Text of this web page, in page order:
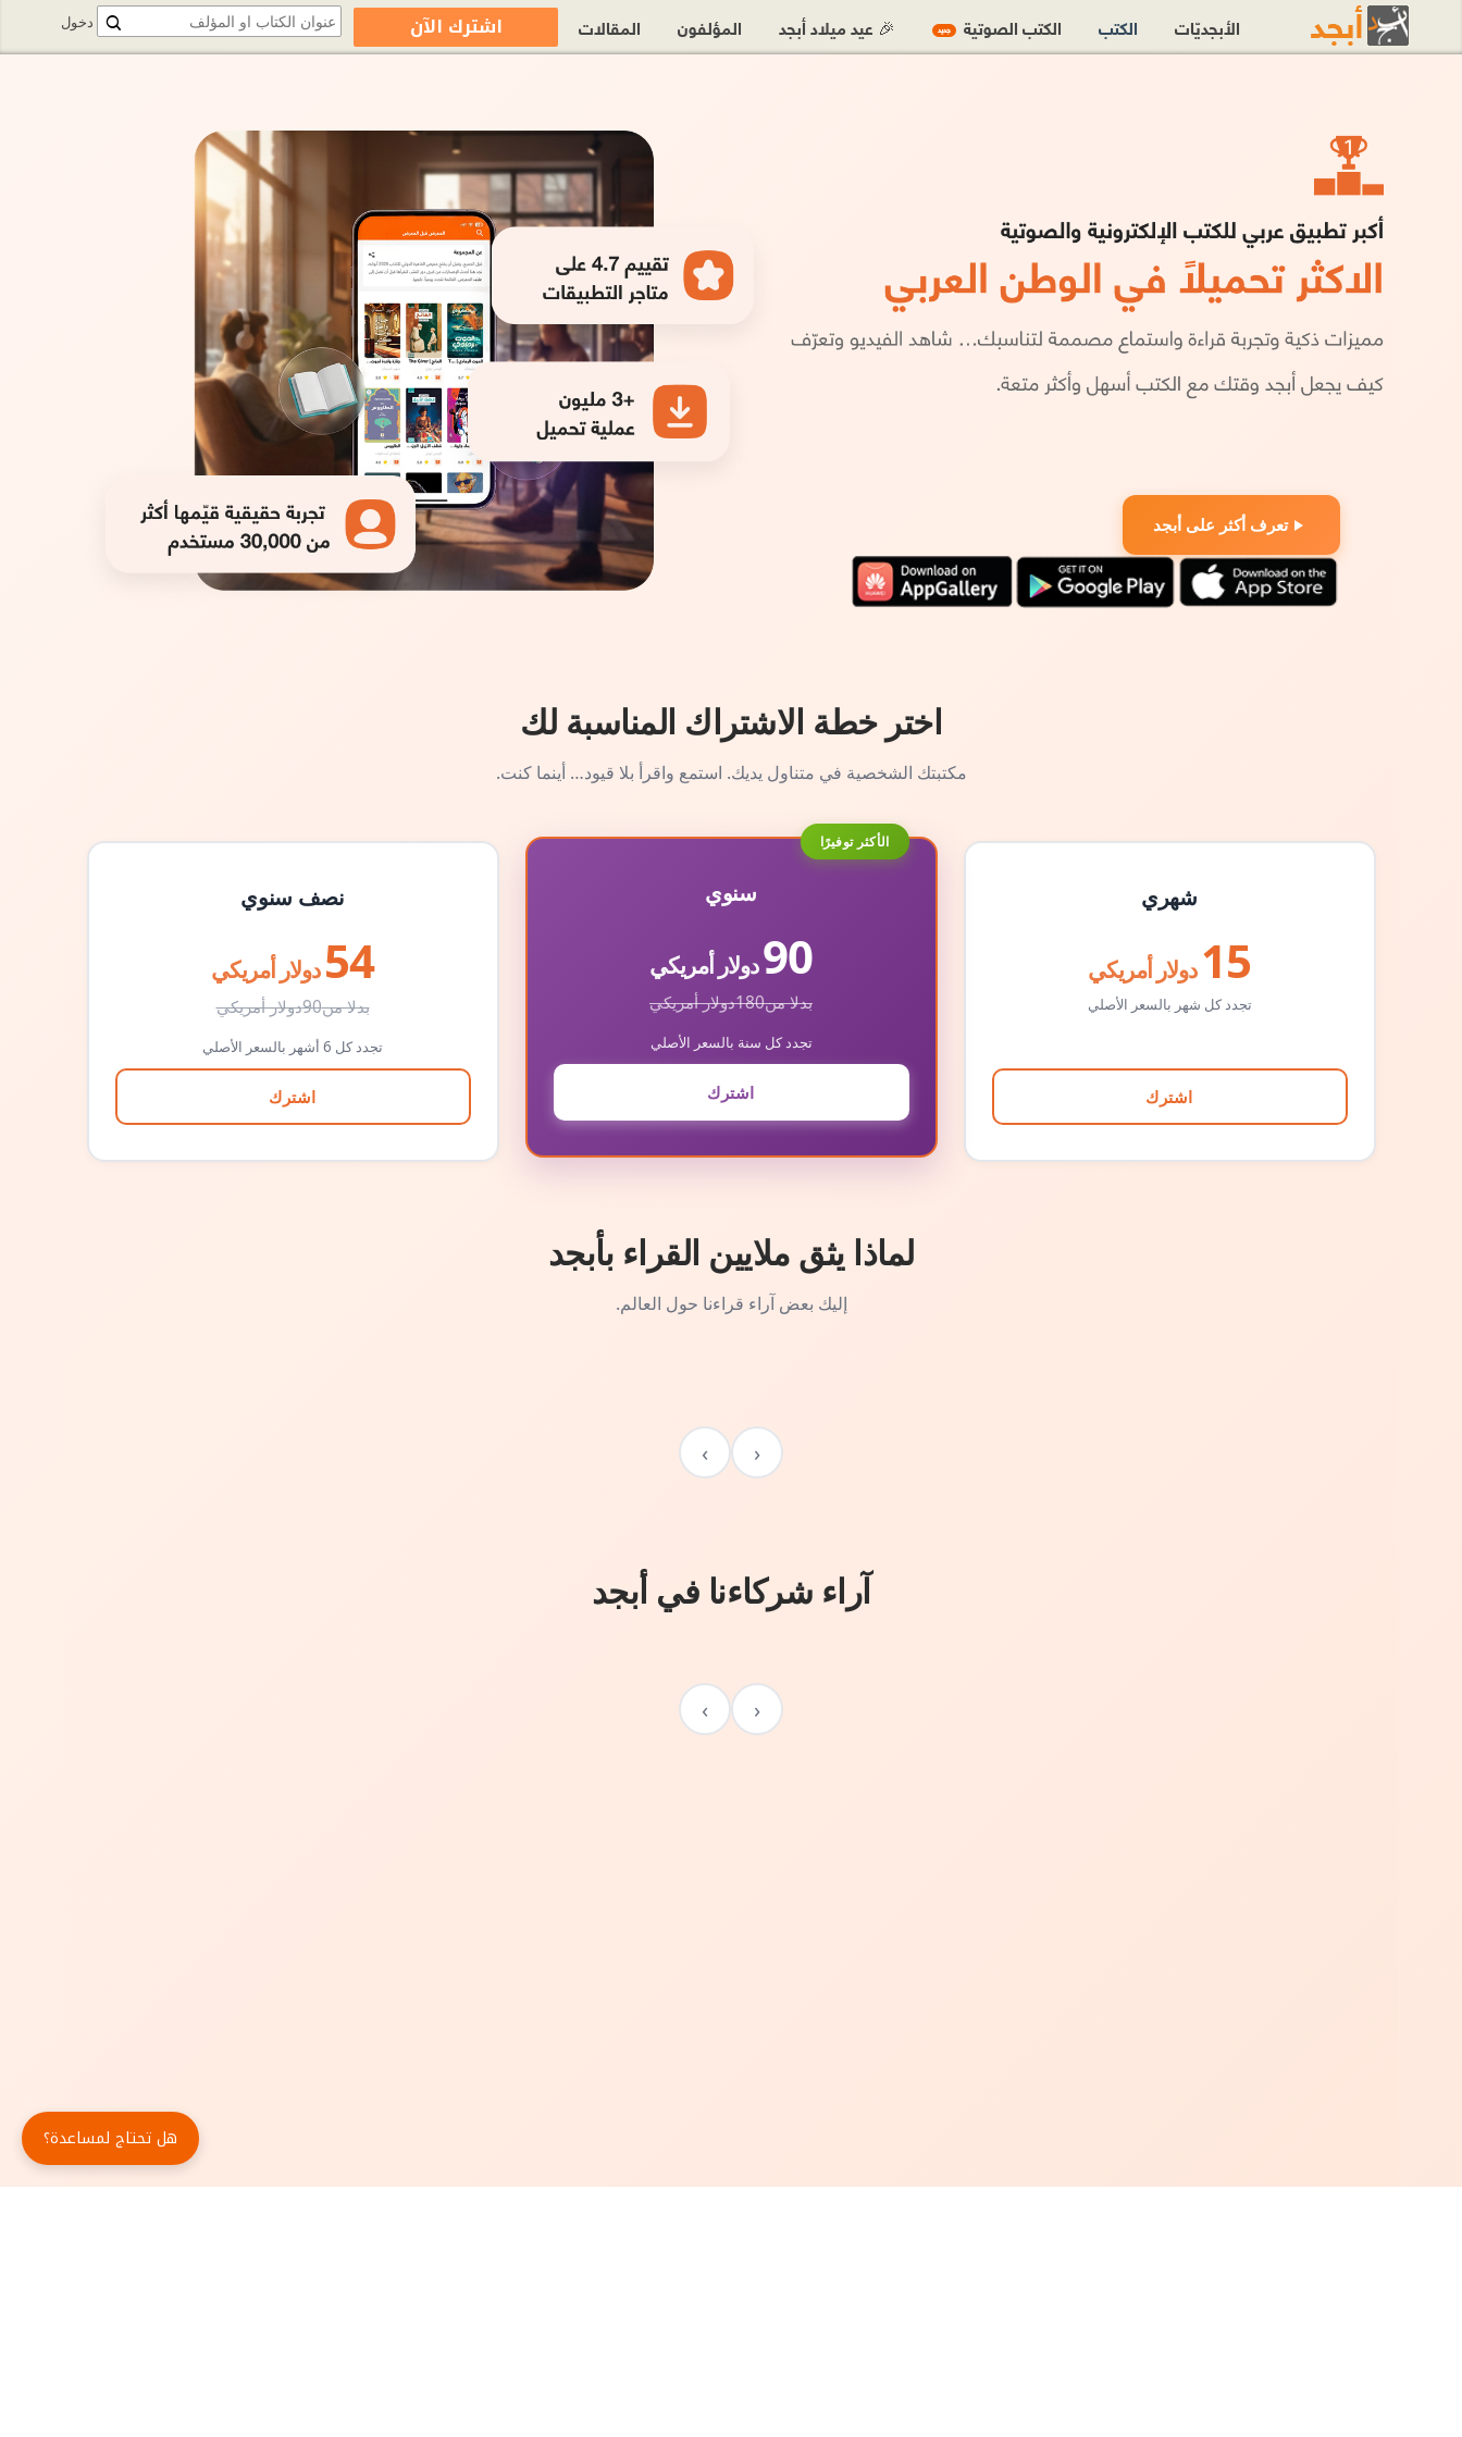
تعرف أكثر على أبجد
اختر خطة الاشتراك المناسبة لك
مكتبتك الشخصية في متناول يديك. استمع واقرأ بلا قيود… أينما كنت.
شهري
15 دولار أمريكي
تجدد كل شهر بالسعر الأصلي
اشترك
الأكثر توفيرًا
سنوي
90دولار أمريكي
بدلا من180دولار أمريكي
تجدد كل سنة بالسعر الأصلي
اشترك
نصف سنوي
54 دولار أمريكي
بدلا من90دولار أمريكي
تجدد كل 6 أشهر بالسعر الأصلي
اشترك
لماذا يثق ملايين القراء بأبجد
إليك بعض آراء قراءنا حول العالم.
‹
›
آراء شركاءنا في أبجد
‹
›
دخول الأبجديّات الكتب الكتب الصوتية جديد 🎉 عيد ميلاد أبجد المؤلفون المقالات اشترك الآن
هل تحتاج لمساعدة؟